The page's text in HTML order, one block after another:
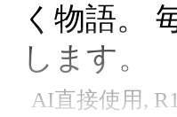
最後の敗
感想ペー
知りたく
く物語。
します。
AI直接使用,